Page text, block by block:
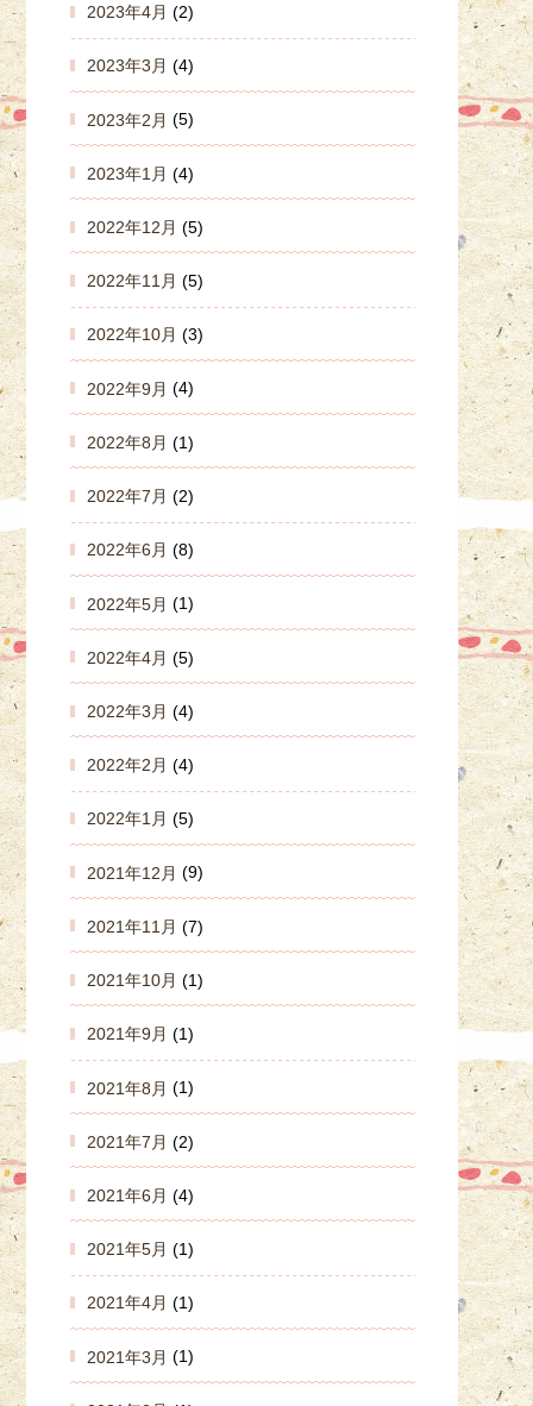
2023年4月 (2)
2023年3月 (4)
2023年2月 (5)
2023年1月 (4)
2022年12月 (5)
2022年11月 (5)
2022年10月 (3)
2022年9月 (4)
2022年8月 (1)
2022年7月 (2)
2022年6月 (8)
2022年5月 (1)
2022年4月 (5)
2022年3月 (4)
2022年2月 (4)
2022年1月 (5)
2021年12月 (9)
2021年11月 (7)
2021年10月 (1)
2021年9月 (1)
2021年8月 (1)
2021年7月 (2)
2021年6月 (4)
2021年5月 (1)
2021年4月 (1)
2021年3月 (1)